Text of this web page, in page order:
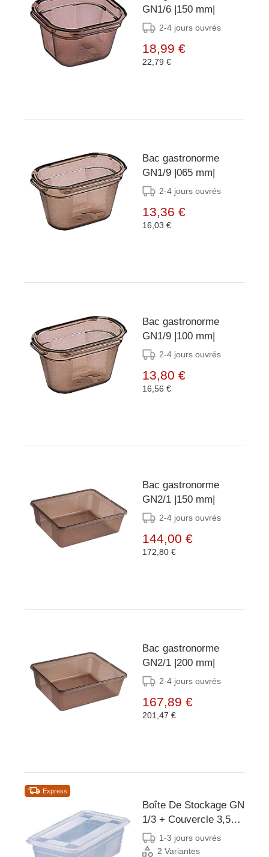
GN1/6 |150 mm|
2-4 jours ouvrés
18,99 €
22,79 €
Bac gastronorme
GN1/9 |065 mm|
2-4 jours ouvrés
13,36 €
16,03 €
Bac gastronorme
GN1/9 |100 mm|
2-4 jours ouvrés
13,80 €
16,56 €
Bac gastronorme
GN2/1 |150 mm|
2-4 jours ouvrés
144,00 €
172,80 €
Bac gastronorme
GN2/1 |200 mm|
2-4 jours ouvrés
167,89 €
201,47 €
Express
Boîte De Stockage GN
1/3 + Couvercle 3,5
Litres - Bourgeat - 5
Pièces
1-3 jours ouvrés
2 Variantes